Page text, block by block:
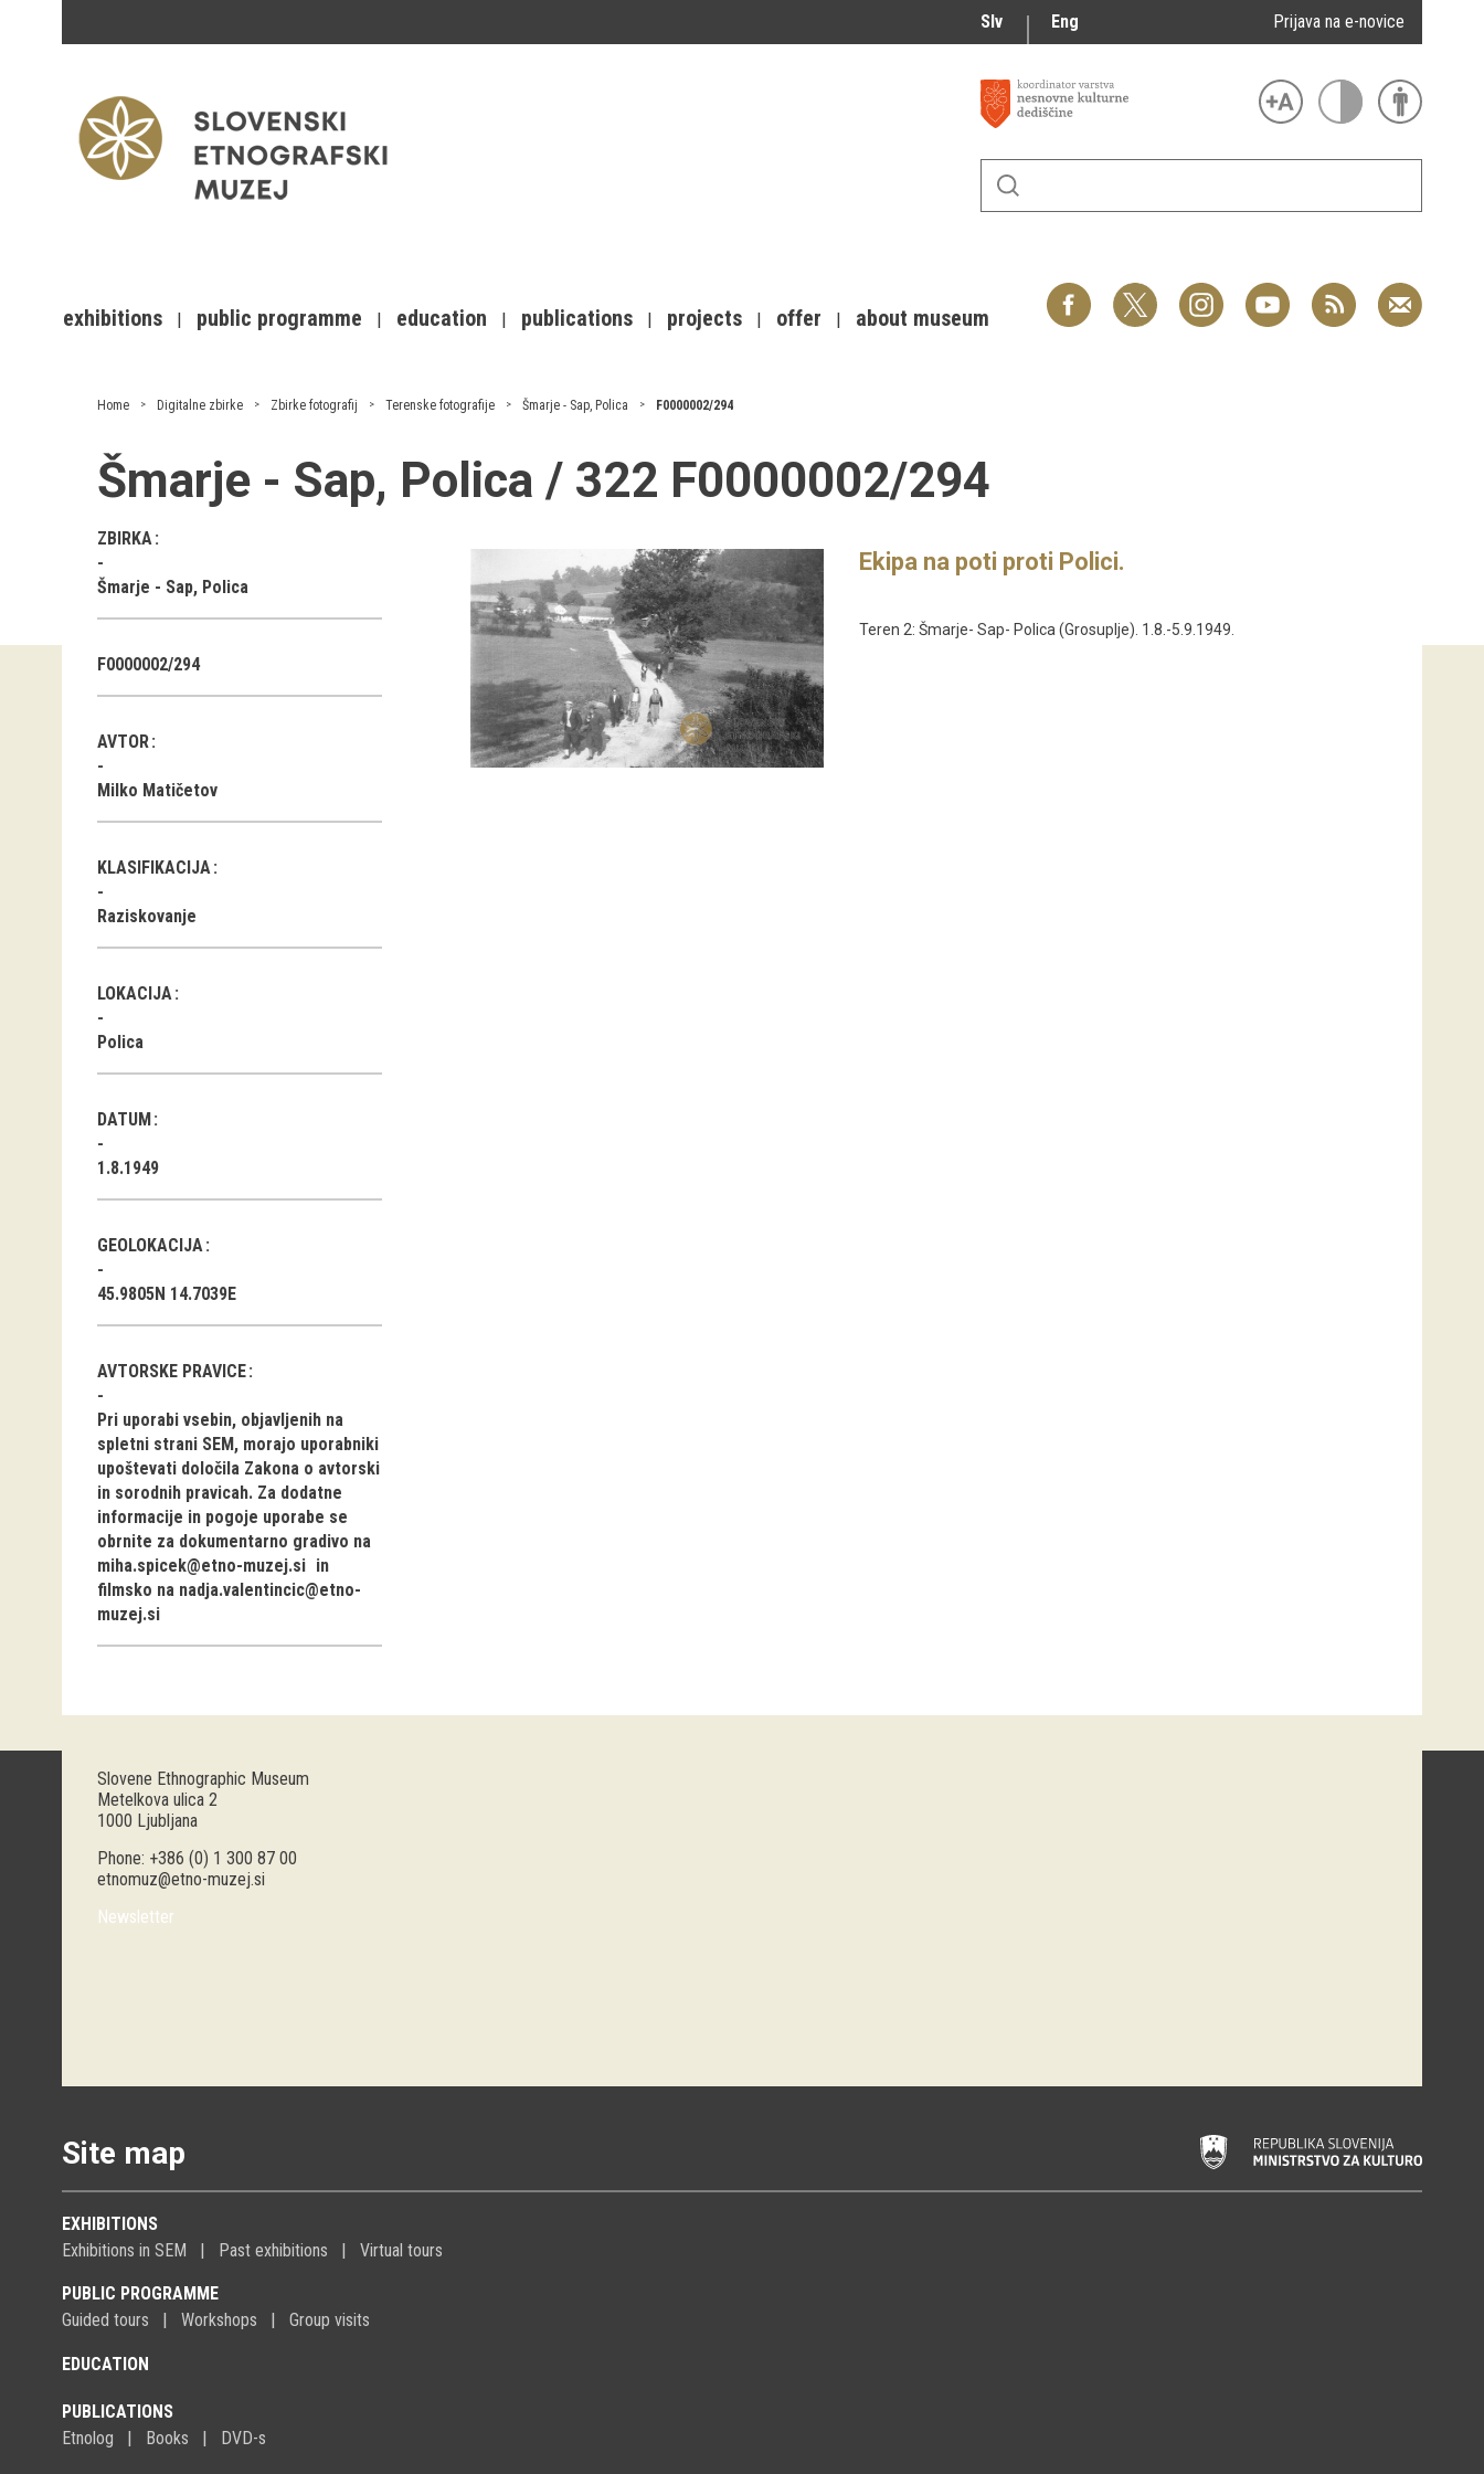
Slv Eng Prijava na e-novice
exhibitions public programme education publications projects offer about museum
Home Digitalne zbirke Zbirke fotografij Terenske fotografije Šmarje - Sap, Polica F0000002/294
Šmarje - Sap, Polica / 322 F0000002/294
ZBIRKA
Šmarje - Sap, Polica
F0000002/294
AVTOR
Milko Matičetov
KLASIFIKACIJA
Raziskovanje
LOKACIJA
Polica
DATUM
1.8.1949
GEOLOKACIJA
45.9805N 14.7039E
AVTORSKE PRAVICE
Pri uporabi vsebin, objavljenih na
spletni strani SEM, morajo uporabniki
upoštevati določila Zakona o avtorski
in sorodnih pravicah. Za dodatne
informacije in pogoje uporabe se
obrnite za dokumentarno gradivo na
miha.spicek@etno-muzej.si in
filmsko na nadja.valentincic@etno-
muzej.si
Ekipa na poti proti Polici.
Teren 2: Šmarje- Sap- Polica (Grosuplje). 1.8.-5.9.1949.
Slovene Ethnographic Museum
Metelkova ulica 2
1000 Ljubljana
Phone: +386 (0) 1 300 87 00
etnomuz@etno-muzej.si
Newsletter
Site map
EXHIBITIONS
Exhibitions in SEM
Past exhibitions Virtual tours
PUBLIC PROGRAMME
Guided tours
Workshops Group visits
EDUCATION
PUBLICATIONS
Etnolog
Books DVD-s